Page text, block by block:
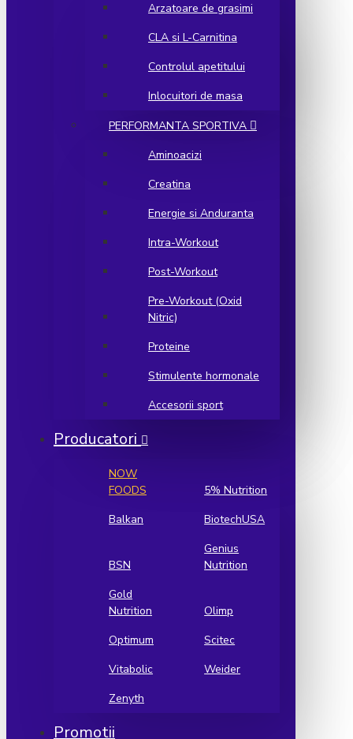
Arzatoare de grasimi
CLA si L-Carnitina
Controlul apetitului
Inlocuitori de masa
PERFORMANTA SPORTIVA
Aminoacizi
Creatina
Energie si Anduranta
Intra-Workout
Post-Workout
Pre-Workout (Oxid
Nitric)
Proteine
Stimulente hormonale
Accesorii sport
Producatori
NOW
FOODS
5% Nutrition
Balkan
BiotechUSA
BSN
Genius
Nutrition
Gold
Nutrition
Olimp
Optimum
Scitec
Vitabolic
Weider
Zenyth
Promotii